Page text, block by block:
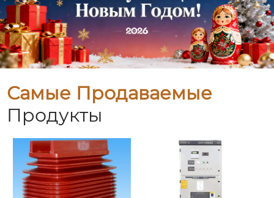
Самые Продаваемые
Продукты